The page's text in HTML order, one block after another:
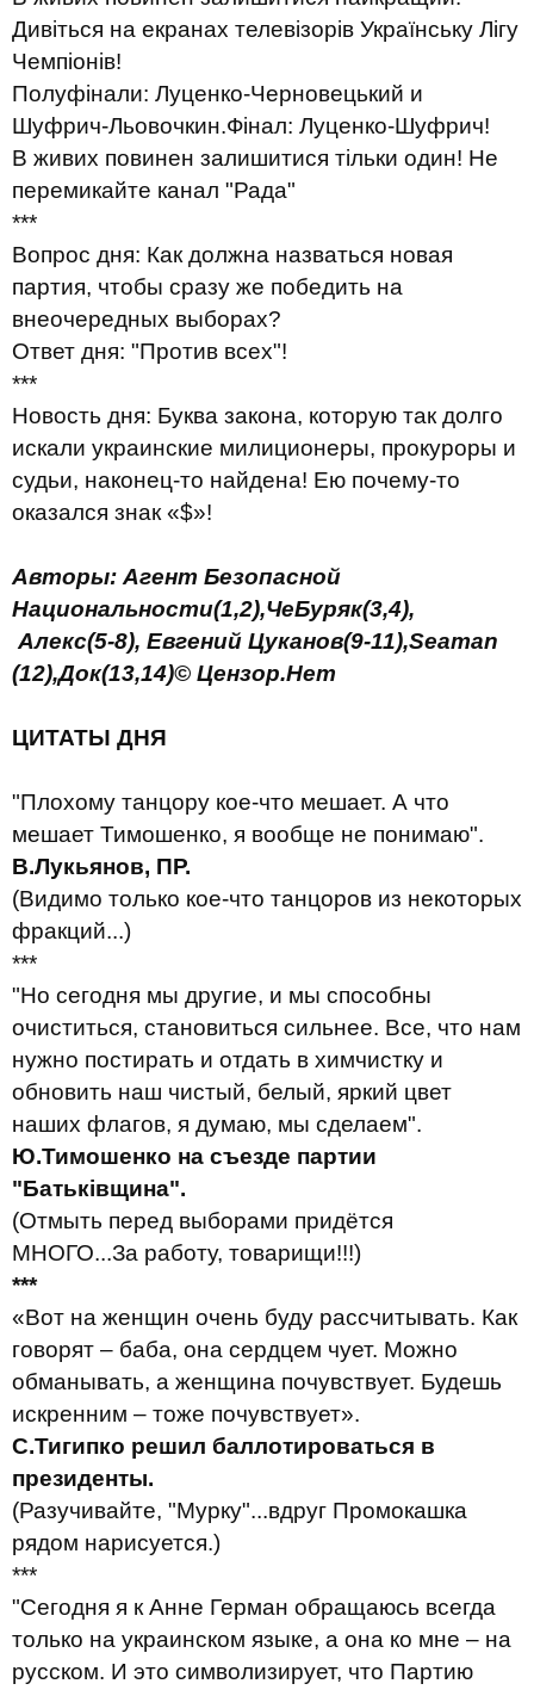
Дивіться на екранах телевізорів Українську Лігу
Чемпіонів!
Полуфінали: Луценко-Черновецький и
Шуфрич-Льовочкин.Фінал: Луценко-Шуфрич!
В живих повинен залишитися тільки один! Не
перемикайте канал "Рада"
***
Вопрос дня: Как должна назваться новая
партия, чтобы сразу же победить на
внеочередных выборах?
Ответ дня: "Против всех"!
***
Новость дня: Буква закона, которую так долго
искали украинские милиционеры, прокуроры и
судьи, наконец-то найдена! Ею почему-то
оказался знак «$»!
Авторы: Агент Безопасной
Национальности(1,2),ЧеБуряк(3,4),
Алекс(5-8), Евгений Цуканов(9-11),Seaman
(12),Док(13,14)© Цензор.Нет
ЦИТАТЫ ДНЯ
"Плохому танцору кое-что мешает. А что
мешает Тимошенко, я вообще не понимаю".
В.Лукьянов, ПР.
(Видимо только кое-что танцоров из некоторых
фракций...)
***
"Но сегодня мы другие, и мы способны
очиститься, становиться сильнее. Все, что нам
нужно постирать и отдать в химчистку и
обновить наш чистый, белый, яркий цвет
наших флагов, я думаю, мы сделаем".
Ю.Тимошенко на съезде партии
"Батьківщина".
(Отмыть перед выборами придётся
МНОГО...За работу, товарищи!!!)
***
«Вот на женщин очень буду рассчитывать. Как
говорят – баба, она сердцем чует. Можно
обманывать, а женщина почувствует. Будешь
искренним – тоже почувствует».
С.Тигипко решил баллотироваться в
президенты.
(Разучивайте, "Мурку"...вдруг Промокашка
рядом нарисуется.)
***
"Сегодня я к Анне Герман обращаюсь всегда
только на украинском языке, а она ко мне – на
русском. И это символизирует, что Партию